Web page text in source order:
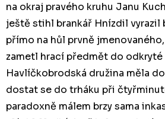
na okraj pravého kruhu Janu
ještě stihl brankář Hnízdil vyrazil
přímo na hůl prvně
zametl hrací předmět do odkryté
Havlíčkobrodská družina měla
dostat se do trháku při
paradoxně málem brzy sama